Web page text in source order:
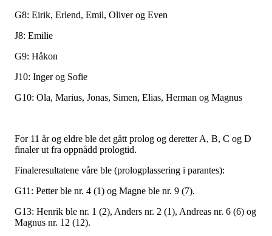
G8: Eirik, Erlend, Emil, Oliver og Even
J8: Emilie
G9: Håkon
J10: Inger og Sofie
G10: Ola, Marius, Jonas, Simen, Elias, Herman og Magnus
For 11 år og eldre ble det gått prolog og deretter A, B, C og D
finaler ut fra oppnådd prologtid.
Finaleresultatene våre ble (prologplassering i parantes):
G11: Petter ble nr. 4 (1) og Magne ble nr. 9 (7).
G13: Henrik ble nr. 1 (2), Anders nr. 2 (1), Andreas nr. 6 (6) og
Magnus nr. 12 (12).